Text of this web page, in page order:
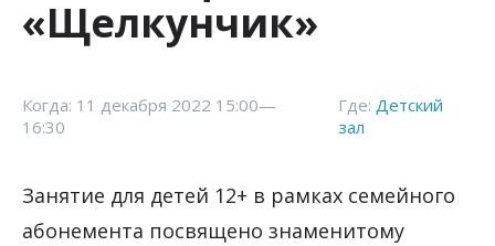
«Щелкунчик»
Когда: 11 декабря 2022 15:00—
16:30
Где:Детский
зал
Занятие для детей 12+ в рамках семейного
абонемента посвящено знаменитому